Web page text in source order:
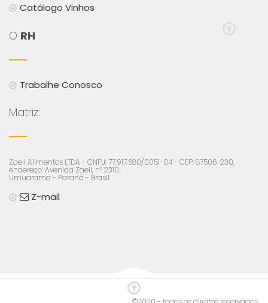
Catálogo Vinhos
O RH
Trabalhe Conosco
Matriz:
Zaeli Alimentos LTDA - CNPJ: 77.917.680/0051-04 - CEP: 87506-230,
endereço: Avenida Zaeli, n° 2310.
Umuarama - Paraná - Brasil
Z-mail